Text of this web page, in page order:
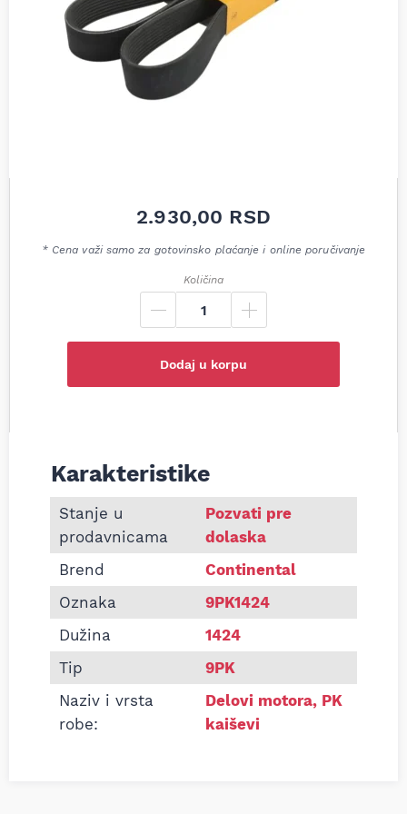
2.930,00 RSD
* Cena važi samo za gotovinsko plaćanje i online poručivanje
Količina
Dodaj u korpu
Informacije o Pk kaiš Continental 9PK1424
Karakteristike
Stanje u
prodavnicama
Pozvati pre
dolaska
Brend
Continental
Oznaka
9PK1424
Dužina
1424
Tip
9PK
Naziv i vrsta
robe:
Delovi motora, PK
kaiševi